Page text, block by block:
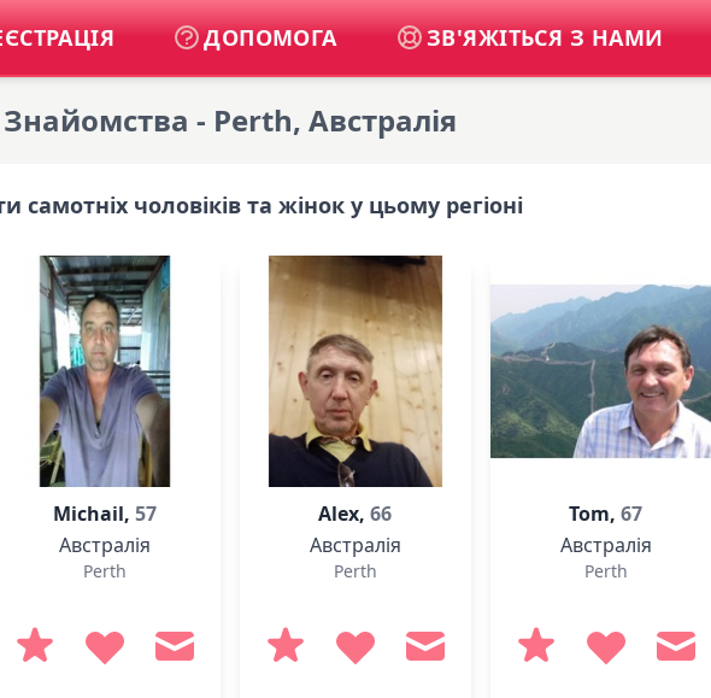
ДОПОМОГА ЗВ'ЯЖІТЬСЯ З НАМИ
Знайомства - Perth, Австралія
самотніх чоловіків та жінок у цьому регіоні
Michail, 57
Австралія
Perth
Alex,66
Австралія
Perth
Tom,67
Австралія
Perth